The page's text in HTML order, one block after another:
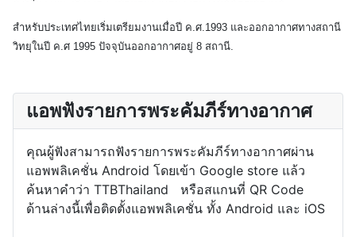
แอพฟังรายการพระคัมภีร์ทางอากาศ
คุณผู้ฟังสามารถฟังรายการพระคัมภีร์ทางอากาศผ่าน
แอพพลิเคชั่น Android โดยเข้า Google store แล้ว
ค้นหาคำว่า TTBThailand หรือสแกนที่ QR Code
ด้านล่างนี้เพื่อติดตั้งแอพพลิเคชั่น ทั้ง Android และ iOS
สำหรับประเทศไทยเริ่มเตรียมงานเมื่อปี ค.ศ.1993 และออกอากาศทางสถานี
วิทยุในปี ค.ศ 1995 ปัจจุบันออกอากาศอยู่ 8 สถานี.